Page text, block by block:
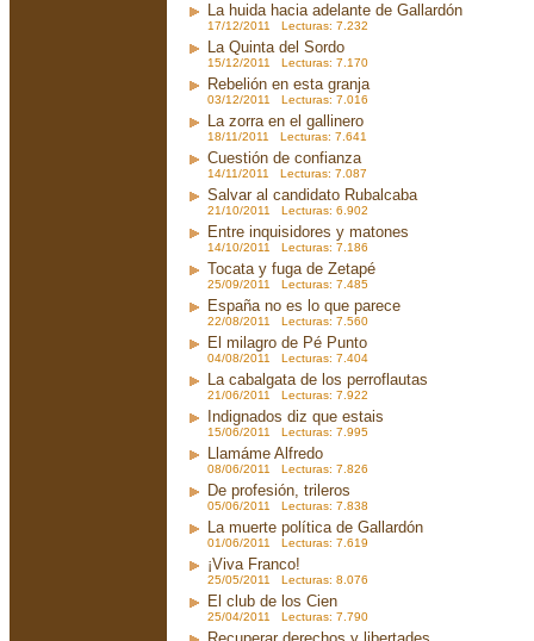
La huida hacia adelante de Gallardón
17/12/2011 Lecturas: 7.232
La Quinta del Sordo
15/12/2011 Lecturas: 7.170
Rebelión en esta granja
03/12/2011 Lecturas: 7.016
La zorra en el gallinero
18/11/2011 Lecturas: 7.641
Cuestión de confianza
14/11/2011 Lecturas: 7.087
Salvar al candidato Rubalcaba
21/10/2011 Lecturas: 6.902
Entre inquisidores y matones
14/10/2011 Lecturas: 7.186
Tocata y fuga de Zetapé
25/09/2011 Lecturas: 7.485
España no es lo que parece
22/08/2011 Lecturas: 7.560
El milagro de Pé Punto
04/08/2011 Lecturas: 7.404
La cabalgata de los perroflautas
21/06/2011 Lecturas: 7.922
Indignados diz que estais
15/06/2011 Lecturas: 7.995
Llamáme Alfredo
08/06/2011 Lecturas: 7.826
De profesión, trileros
05/06/2011 Lecturas: 7.838
La muerte política de Gallardón
01/06/2011 Lecturas: 7.619
¡Viva Franco!
25/05/2011 Lecturas: 8.076
El club de los Cien
25/04/2011 Lecturas: 7.790